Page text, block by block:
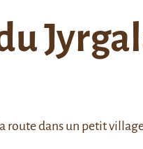
route dans un petit